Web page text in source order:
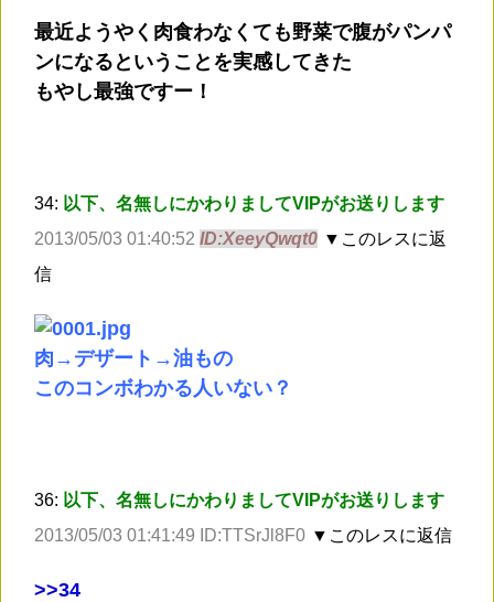
最近ようやく肉食わなくても野菜で腹がパンパ
ンになるということを実感してきた
もやし最強ですー！
34: 以下、名無しにかわりましてVIPがお送りします
2013/05/03 01:40:52 ID:XeeyQwqt0 ▼このレスに返
信
肉→デザート→油もの
このコンボわかる人いない？
36: 以下、名無しにかわりましてVIPがお送りします
2013/05/03 01:41:49 ID:TTSrJl8F0 ▼このレスに返信
>>34